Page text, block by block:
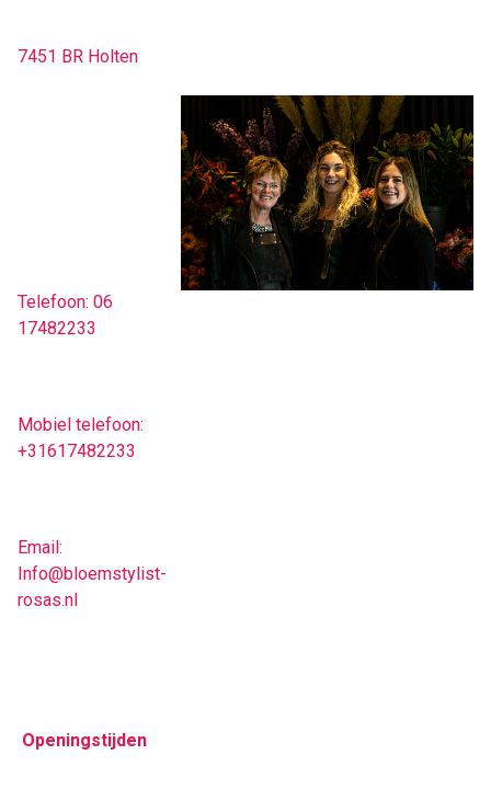
7451 BR Holten
Telefoon: 06
17482233
Mobiel telefoon:
+31617482233
Email:
Info@bloemstylist-
rosas.nl
Openingstijden